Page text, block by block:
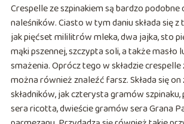
Crespelle ze szpinakiem są bardzo
naleśników. Ciasto w tym daniu składa się
jak pięćset mililitrów mleka, dwa jajka, sto
mąki pszennej, szczypta soli, a także masło
smażenia. Oprócz tego w składzie crespelle
można również znaleźć farsz. Składa się on
składników, jak czterysta gramów
sera ricotta, dwieście gramów sera Grana